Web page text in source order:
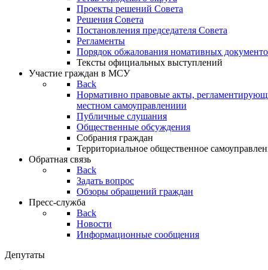
Проекты решений Совета
Решения Совета
Постановления председателя Совета
Регламенты
Порядок обжалования номативных
Тексты официальных выступлений
Участие граждан в МСУ
Back
Нормативно правовые акты,
местном самоуправлениии
Публичные слушания
Общественные обсуждения
Собрания граждан
Территориальное общественное
Обратная связь
Back
Задать вопрос
Обзоры обращений граждан
Пресс-служба
Back
Новости
Информационные сообщения
Депутаты